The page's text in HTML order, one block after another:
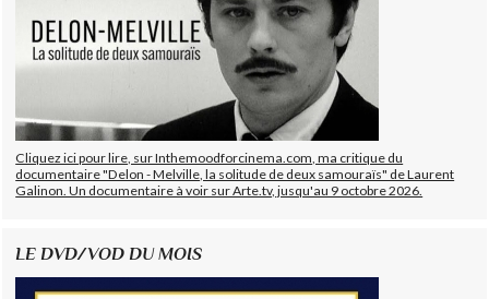
Cliquez ici pour lire, sur Inthemoodforcinema.com, ma critique du
documentaire "Delon - Melville, la solitude de deux samouraïs" de Laurent
Galinon. Un documentaire à voir sur Arte.tv, jusqu'au 9 octobre 2026.
LE DVD/VOD DU MOIS